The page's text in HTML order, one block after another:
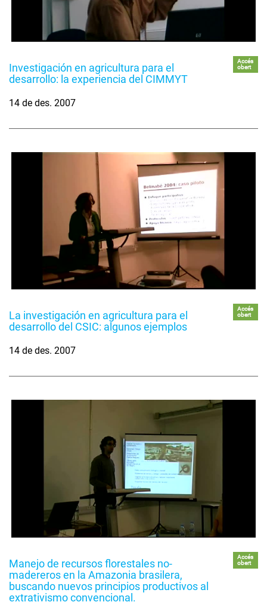
Investigación en agricultura para el
desarrollo: la experiencia del CIMMYT
Accés
obert
14 de des. 2007
La investigación en agricultura para el
desarrollo del CSIC: algunos ejemplos
Accés
obert
14 de des. 2007
Manejo de recursos florestales no-
madereros en la Amazonia brasilera,
buscando nuevos principios productivos al
extrativismo convencional.
Accés
obert